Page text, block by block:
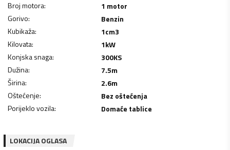
Broj motora:
1 motor
Gorivo:
Benzin
Kubikaža: 1cm3
Kilovata: 1kW
Konjska snaga: 300KS
Dužina: 7.5m
Širina: 2.6m
Oštećenje:
Bez oštećenja
Porijeklo vozila: Domaće tablice
LOKACIJA OGLASA